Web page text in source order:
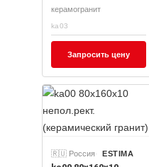
керамогранит
ka03
Запросить цену
🇷🇺 Россия ESTIMA